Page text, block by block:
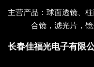
主营产品：球面透镜、
合镜，滤光片，
长春佳福光电子有限